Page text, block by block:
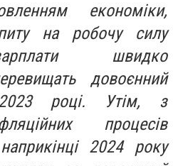
економіки,
на робочу силу
швидко
довоєнний
році. Утім, з
процесів
2024 року